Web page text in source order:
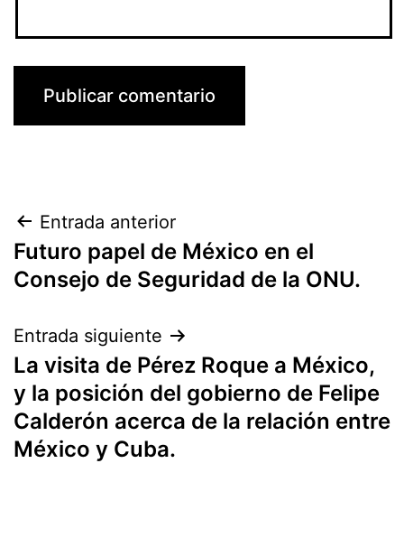
Navegación
de
Entrada anterior
Futuro papel de México en el
Consejo de Seguridad de la ONU.
Entrada siguiente
La visita de Pérez Roque a México,
y la posición del gobierno de Felipe
Calderón acerca de la relación entre
México y Cuba.